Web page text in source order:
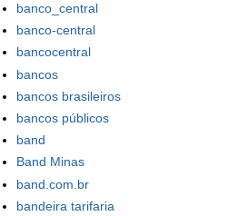
banco_central
banco-central
bancocentral
bancos
bancos brasileiros
bancos públicos
band
Band Minas
band.com.br
bandeira tarifaria